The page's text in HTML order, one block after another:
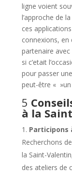
ligne voient
l’approche de
ces
connexions,
partenaire
si c’etait
pour passer
peut-être «
5
à la
Participons
Recherchons
la Saint-
des ateliers de